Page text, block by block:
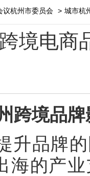
议杭州市委员会 > 城市杭
境电商
跨境品
升品牌
海的产